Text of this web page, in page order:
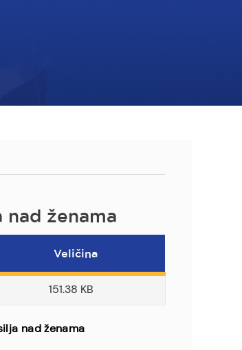
nad ženama
Veličina
151.38 KB
nad ženama